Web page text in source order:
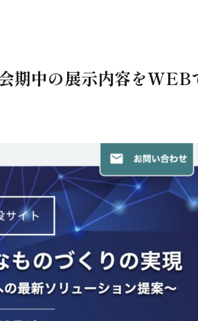
期中の展示内容をWEB